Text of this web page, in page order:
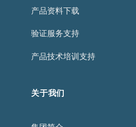
产品资料下载
验证服务支持
产品技术培训支持
关于我们